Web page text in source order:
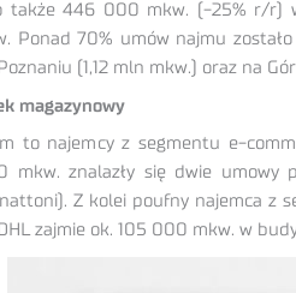
także 446 000 mkw. (-25% r/r)
Ponad 70% umów najmu
(1,12 mln mkw.) oraz na
magazynowy
to najemcy z segmentu e-
mkw. znalazły się dwie
Z kolei poufny najemca z
zajmie ok. 105 000 mkw. w